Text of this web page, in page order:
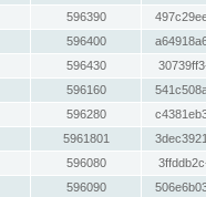
596390
596400
596430
596160
596280
5961801
596080
596090